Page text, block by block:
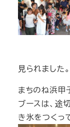
見られました。
まちのね浜甲
ブースは、途
き氷をつくっ